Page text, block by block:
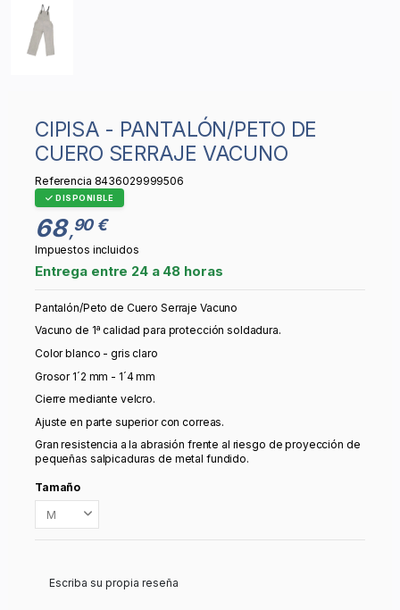
CIPISA - PANTALÓN/PETO DE
CUERO SERRAJE VACUNO
Referencia 8436029999506
DISPONIBLE
68 ,90 €
Impuestos incluidos
Entrega entre 24 a 48 horas
Pantalón/Peto de Cuero Serraje Vacuno
Vacuno de 1ª calidad para protección soldadura.
Color blanco - gris claro
Grosor 1´2 mm - 1´4 mm
Cierre mediante velcro.
Ajuste en parte superior con correas.
Gran resistencia a la abrasión frente al riesgo de proyección de
pequeñas salpicaduras de metal fundido.
Tamaño
Escriba su propia reseña